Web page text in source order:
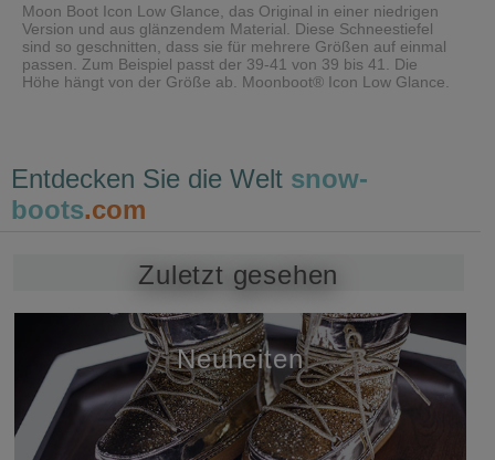
Moon Boot Icon Low Glance, das Original in einer niedrigen
Version und aus glänzendem Material. Diese Schneestiefel
sind so geschnitten, dass sie für mehrere Größen auf einmal
passen. Zum Beispiel passt der 39-41 von 39 bis 41. Die
Höhe hängt von der Größe ab. Moonboot® Icon Low Glance.
Entdecken Sie die Welt snow-
boots.com
Zuletzt gesehen
Neuheiten
öffnen